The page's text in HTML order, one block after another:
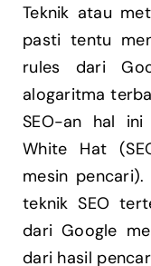
Teknik atau
pasti tentu
rules dari
alogaritma
SEO-an hal ini
White Hat
mesin
teknik SEO
dari Google
dari hasil